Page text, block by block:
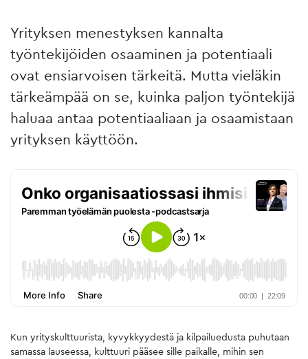
Yrityksen menestyksen kannalta
työntekijöiden osaaminen ja potentiaali
ovat ensiarvoisen tärkeitä. Mutta vieläkin
tärkeämpää on se, kuinka paljon työntekijä
haluaa antaa potentiaaliaan ja osaamistaan
yrityksen käyttöön.
Kun yrityskulttuurista, kyvykkyydestä ja kilpailuedusta puhutaan
samassa lauseessa, kulttuuri pääsee sille paikalle, mihin sen